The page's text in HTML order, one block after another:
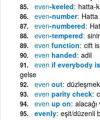
even-keeled hatta-
even-number Hatta
even-numbered
even-tempered
even function cift
even handed adil
even if everybody
gelse
even out düzleşmek
even parity check
even up on
evenly eşit/düzenli